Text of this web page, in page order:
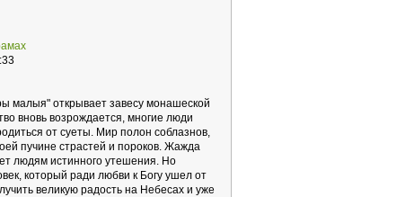
малыя" открывает завесу монашеской
вновь возрождается, многие люди
от суеты. Мир полон соблазнов,
пучине страстей и пороков. Жажда
людям истинного утешения. Но
который ради любви к Богу ушел от
великую радость на Небесах и уже